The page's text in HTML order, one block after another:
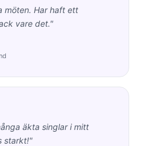
möten. Har haft ett
vare det."
äkta singlar i mitt
starkt!"